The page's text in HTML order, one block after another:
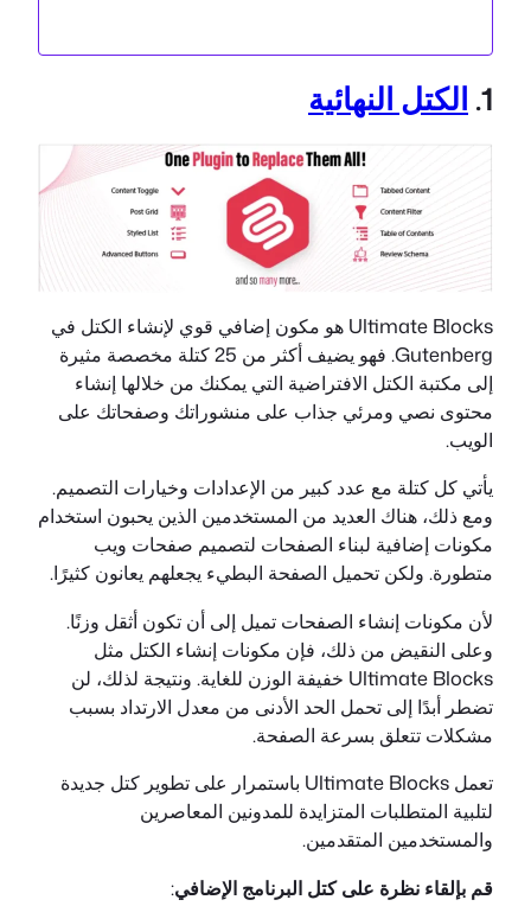
1. الكتل النهائية
Ultimate Blocks هو مكون إضافي قوي لإنشاء الكتل في
Gutenberg. فهو يضيف أكثر من 25 كتلة مخصصة مثيرة
إلى مكتبة الكتل الافتراضية التي يمكنك من خلالها إنشاء
محتوى نصي ومرئي جذاب على منشوراتك وصفحاتك على
الويب.
يأتي كل كتلة مع عدد كبير من الإعدادات وخيارات التصميم.
ومع ذلك، هناك العديد من المستخدمين الذين يحبون استخدام
مكونات إضافية لبناء الصفحات لتصميم صفحات ويب
متطورة. ولكن تحميل الصفحة البطيء يجعلهم يعانون كثيرًا.
لأن مكونات إنشاء الصفحات تميل إلى أن تكون أثقل وزنًا.
وعلى النقيض من ذلك، فإن مكونات إنشاء الكتل مثل
Ultimate Blocks خفيفة الوزن للغاية. ونتيجة لذلك، لن
تضطر أبدًا إلى تحمل الحد الأدنى من معدل الارتداد بسبب
مشكلات تتعلق بسرعة الصفحة.
تعمل Ultimate Blocks باستمرار على تطوير كتل جديدة
لتلبية المتطلبات المتزايدة للمدونين المعاصرين
والمستخدمين المتقدمين.
قم بإلقاء نظرة على كتل البرنامج الإضافي: